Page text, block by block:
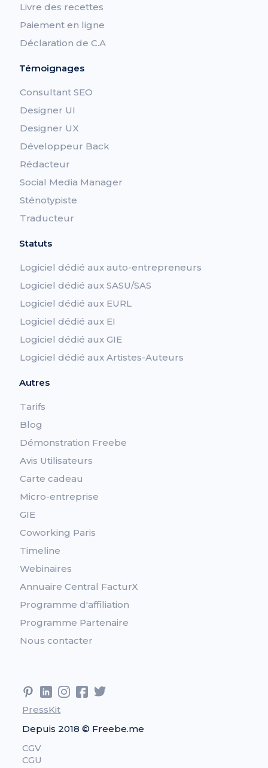
Livre des recettes
Paiement en ligne
Déclaration de C.A
Témoignages
Consultant SEO
Designer UI
Designer UX
Développeur Back
Rédacteur
Social Media Manager
Sténotypiste
Traducteur
Statuts
Logiciel dédié aux auto-entrepreneurs
Logiciel dédié aux SASU/SAS
Logiciel dédié aux EURL
Logiciel dédié aux EI
Logiciel dédié aux GIE
Logiciel dédié aux Artistes-Auteurs
Autres
Tarifs
Blog
Démonstration Freebe
Avis Utilisateurs
Carte cadeau
Micro-entreprise
GIE
Coworking Paris
Timeline
Webinaires
Annuaire Central FacturX
Programme d'affiliation
Programme Partenaire
Nous contacter
PressKit
Depuis 2018 © Freebe.me
CGV
CGU